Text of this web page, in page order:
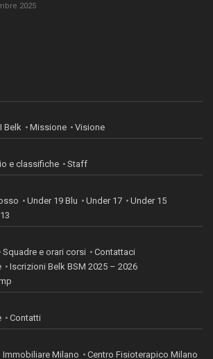
2025
I Belk Missione Visione
e classifiche Staff
Under 19 Blu Under 17
Under 15
Squadre e orari corsi
Contattaci
Iscrizioni Belk BSM 2025 – 2026
Contatti
Immobiliare Milano Centro Fisioterapico Milano